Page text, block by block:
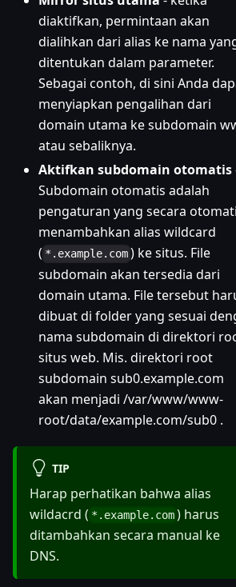
diaktifkan, permintaan akan
dialihkan dari alias ke nama
ditentukan dalam parameter.
Sebagai contoh, di sini Anda
menyiapkan pengalihan dari
domain utama ke subdomain
atau sebaliknya.
Aktifkan subdomain otomatis
Subdomain otomatis adalah
pengaturan yang secara
menambahkan alias wildcard
( *.example.com ) ke situs. File
subdomain akan tersedia dari
domain utama. File tersebut
dibuat di folder yang sesuai
nama subdomain di direktori
situs web. Mis. direktori root
subdomain sub0.example.com
akan menjadi /var/www/www-
root/data/example.com/sub0 .
TIP
Harap perhatikan bahwa alias
wildacrd ( *.example.com ) harus
ditambahkan secara manual ke
DNS.